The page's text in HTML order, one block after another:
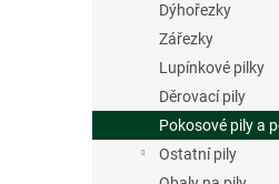
Dýhořezky
Zářezky
Lupínkové pilky
Děrovací pily
Pokosové pily a
Ostatní pily